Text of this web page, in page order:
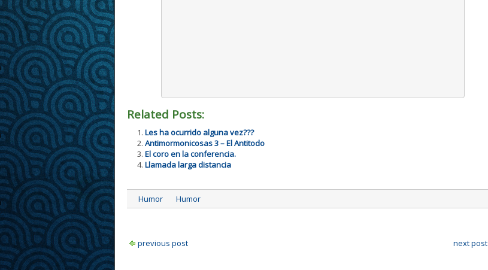
Related Posts:
Les ha ocurrido alguna vez???
Antimormonicosas 3 – El Antitodo
El coro en la conferencia.
Llamada larga distancia
Humor Humor
previous post next post